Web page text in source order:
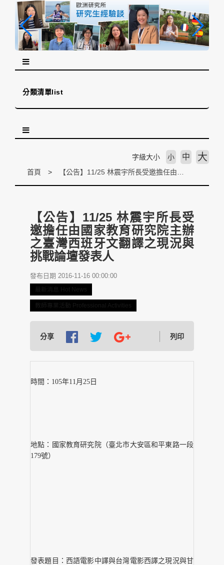
分類清單list
首頁
字級大小 小 中 大
【公告】11/25 林震宇所長受
邀擔任由國家教育研究院主辦
之臺灣西班牙文翻譯之現況與
挑戰論壇發表人
發布日期 2016-11-16 00:00:00
最新消息 Hot News
教師專業活動 Professional Activities
分享 列印
時間：105年11月25日
地點：國家教育研究院（臺北市大安區和平東路一段
179號）
發表題目：西語電影中譯與台灣電影西譯之現況與甘